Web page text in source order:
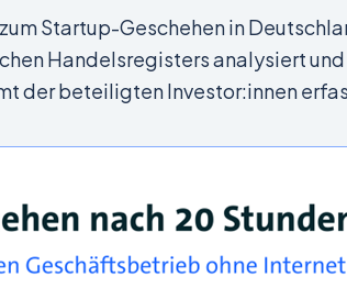
Startup-Geschehen in
Handelsregisters analysiert
der beteiligten Investor:innen